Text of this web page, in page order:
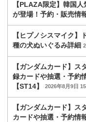
【PLAZA限定】韓国
が登場！予約・販売情
【ヒプノシスマイク
種の犬ぬいぐるみ詳細
【ガンダムカード】
録カードや抽選・予約
【ST14】
2026年8月9日
【ガンダムカード】
カードや抽選・予約情